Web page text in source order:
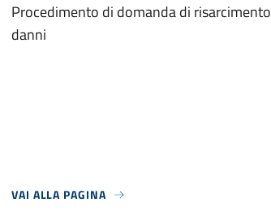
Procedimento di domanda di risarcimento
danni
VAI ALLA PAGINA